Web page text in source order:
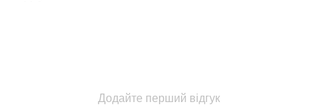
Додайте перший відгук